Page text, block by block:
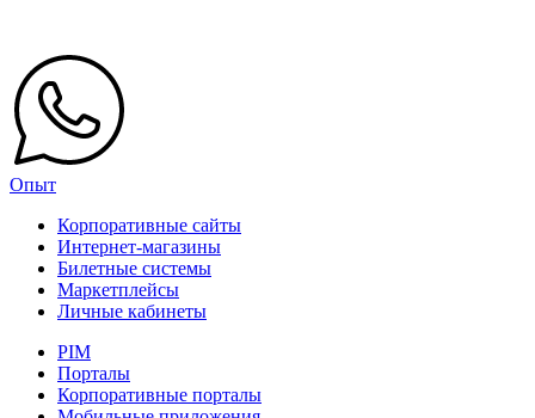
Опыт
Корпоративные сайты
Интернет-магазины
Билетные системы
Маркетплейсы
Личные кабинеты
PIM
Порталы
Корпоративные порталы